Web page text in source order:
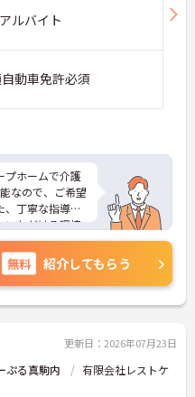
ルバイト
動車免許必須
プホームで介護
なので、ご希望
、丁寧な指導が
いただける環境
ントお伝えし
さい。
無料 紹介してもらう
更新日：2026年07月23日
ぷる真駒内
有限会社レストケ